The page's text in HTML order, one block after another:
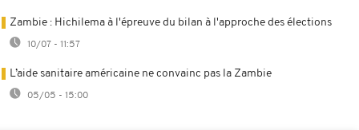
Zambie : Hichilema à l'épreuve du bilan à l'approche des élections
10/07 - 11:57
L’aide sanitaire américaine ne convainc pas la Zambie
05/05 - 15:00